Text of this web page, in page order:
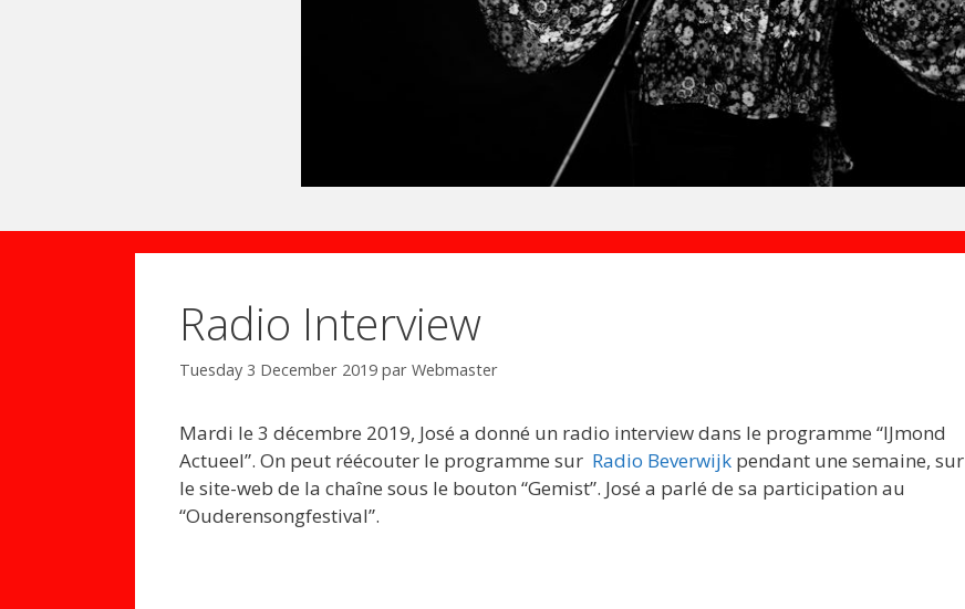
Radio Interview
Tuesday 3 December 2019 par Webmaster
Mardi le 3 décembre 2019, José a donné un radio interview dans le programme “IJmond
Actueel”. On peut réécouter le programme sur Radio Beverwijk pendant une semaine, sur
le site-web de la chaîne sous le bouton “Gemist”. José a parlé de sa participation au
“Ouderensongfestival”.